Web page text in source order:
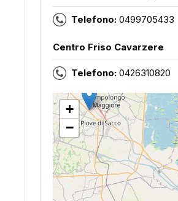
Telefono: 0499705433
Centro Friso Cavarzere
Telefono: 0426310820
+
−